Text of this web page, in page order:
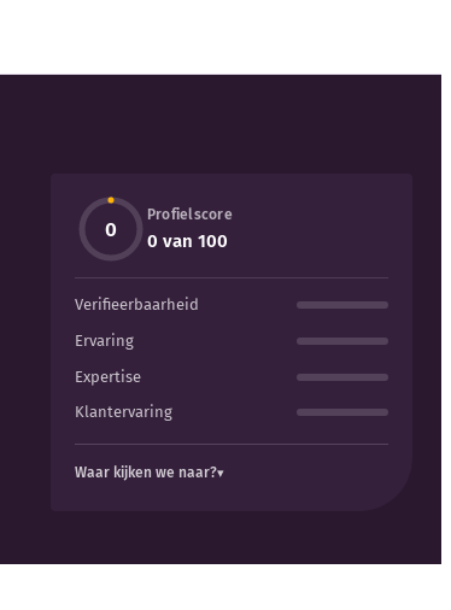
0
Profielscore
0 van 100
Verifieerbaarheid
Ervaring
Expertise
Klantervaring
Waar kijken we naar?